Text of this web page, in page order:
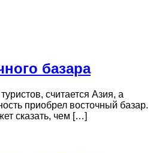
базара
считается Азия, а
приобрел восточный базар.
сказать, чем […]